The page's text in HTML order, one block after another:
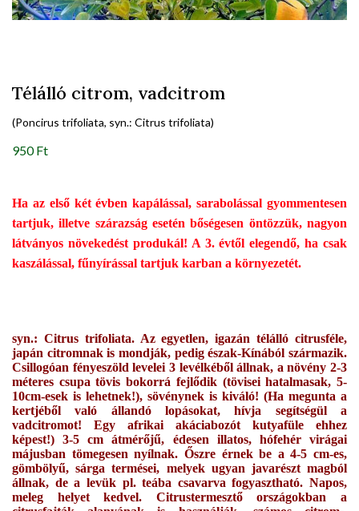
Télálló citrom, vadcitrom
(Poncirus trifoliata, syn.: Citrus trifoliata)
950 Ft
Ha az első két évben kapálással, sarabolással gyommentesen
tartjuk, illetve szárazság esetén bőségesen öntözzük, nagyon
látványos növekedést produkál! A 3. évtől elegendő, ha csak
kaszálással, fűnyírással tartjuk karban a környezetét.
syn.: Citrus trifoliata. Az egyetlen, igazán télálló citrusféle,
japán citromnak is mondják, pedig észak-Kínából származik.
Csillogóan fényeszöld levelei 3 levélkéből állnak, a növény 2-3
méteres csupa tövis bokorrá fejlődik (tövisei hatalmasak, 5-
10cm-esek is lehetnek!), sövénynek is kiváló! (Ha megunta a
kertjéből való állandó lopásokat, hívja segítségül a
vadcitromot! Egy afrikai akáciabozót kutyafüle ehhez
képest!) 3-5 cm átmérőjű, édesen illatos, hófehér virágai
májusban tömegesen nyílnak. Őszre érnek be a 4-5 cm-es,
gömbölyű, sárga termései, melyek ugyan javarészt magból
állnak, de a levük pl. teába csavarva fogyasztható. Napos,
meleg helyet kedvel. Citrustermesztő országokban a